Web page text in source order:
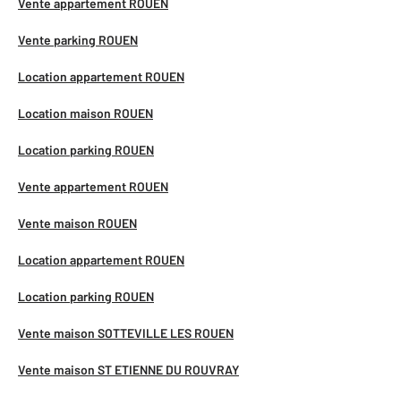
Vente parking ROUEN
Location appartement ROUEN
Location maison ROUEN
Location parking ROUEN
Vente appartement ROUEN
Vente maison ROUEN
Location appartement ROUEN
Location parking ROUEN
Vente maison SOTTEVILLE LES ROUEN
Vente maison ST ETIENNE DU ROUVRAY